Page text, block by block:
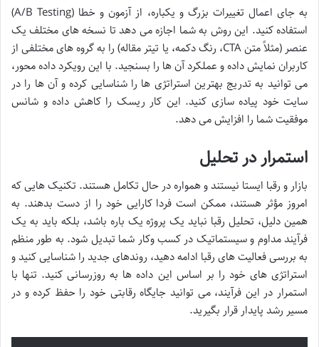
به جای اعمال تغییرات بزرگ و یکباره، از آزمون و خطا (A/B Testing)
استفاده کنید. این روش به شما اجازه می دهد تا نسخه های مختلف یک
عنصر (مثلاً متن CTA، رنگ دکمه، یا تیتر مقاله) را به گروه های مختلفی از
کاربران نمایش داده و عملکرد آن ها را بسنجید. با این رویکرد داده محور،
می توانید به تدریج بهترین استراتژی ها را شناسایی کرده و آن ها را در
سایت خود پیاده سازی کنید. این کار ریسک را کاهش داده و شانس
موفقیت شما را افزایش می دهد.
استمرار در تحلیل
بازار و رقبا ایستا نیستند و همواره در حال تکامل هستند. تکنیک هایی که
امروز مؤثر هستند، ممکن است فردا کارایی خود را از دست بدهند. به
همین دلیل، تحلیل رقبا نباید یک پروژه یک باره باشد، بلکه باید به یک
فرآیند مداوم و سیستماتیک در کسب وکار شما تبدیل شود. به طور منظم
به بررسی فعالیت های رقبا ادامه دهید، روندهای جدید را شناسایی کنید و
استراتژی های خود را بر اساس این داده ها به روزرسانی کنید. تنها با
استمرار در این فرآیند، می توانید جایگاه رقابتی خود را حفظ کرده و در
مسیر رشد پایدار قرار بگیرید.